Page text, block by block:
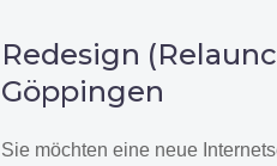
Redesign
Göppingen
Sie möchten eine neue